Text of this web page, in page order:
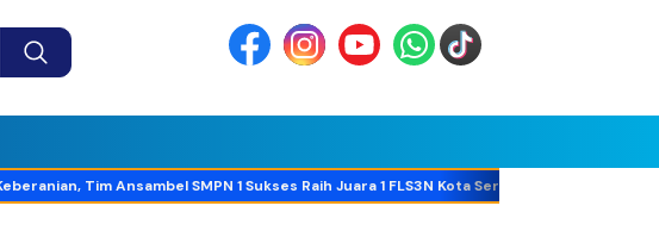
Tim Ansambel SMPN 1 Sukses Raih Juara 1 FLS3N Kota Serang 2026!